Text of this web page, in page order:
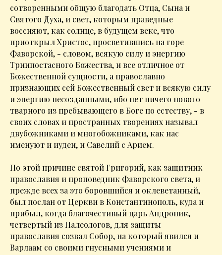
сотворенными общую благодать Отца, Сына и
Святого Духа, и свет, которым праведные
воссияют, как солнце, в будущем веке, что
приоткрыл Христос, просветившись на горе
Фаворской, - словом, всякую силу и энергию
Триипостасного Божества, и все отличное от
Божественной сущности, а православно
признающих сей Божественный свет и всякую силу
и энергию несозданными, ибо нет ничего нового
тварного из пребывающего в Боге по естеству, - в
своих словах и пространных творениях называл
двубожниками и многобожниками, как нас
именуют и иудеи, и Савелий с Арием.
По этой причине святой Григорий, как защитник
православия и проповедник Фаворского света, и
прежде всех за это боровшийся и оклеветанный,
был послан от Церкви в Константинополь, куда и
прибыл, когда благочестивый царь Андроник,
четвертый из Палеологов, для защиты
православия созвал Собор, на который явился и
Варлаам со своими гнусными учениями и